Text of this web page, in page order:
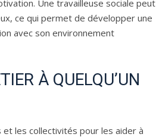
Une travailleuse sociale peut
ce qui permet de développer une
avec son environnement
À QUELQU’UN
et les collectivités pour les aider à